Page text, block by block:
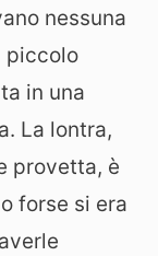
nessuna
piccolo
in una
La lontra,
provetta, è
forse si era